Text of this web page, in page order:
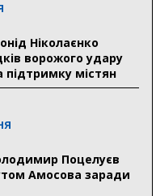
пенсій: у
полеглих Героїв
Пантелеймона
Ніколаєнко
ворожого удару
підтримку містян
Поцелуєв
Амосова заради